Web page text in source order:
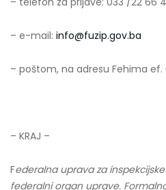
– e-mail: info@fuzip.gov.ba
– poštom, na adresu Fehima ef.
– KRAJ –
Federalna uprava za
federalni organ uprave.